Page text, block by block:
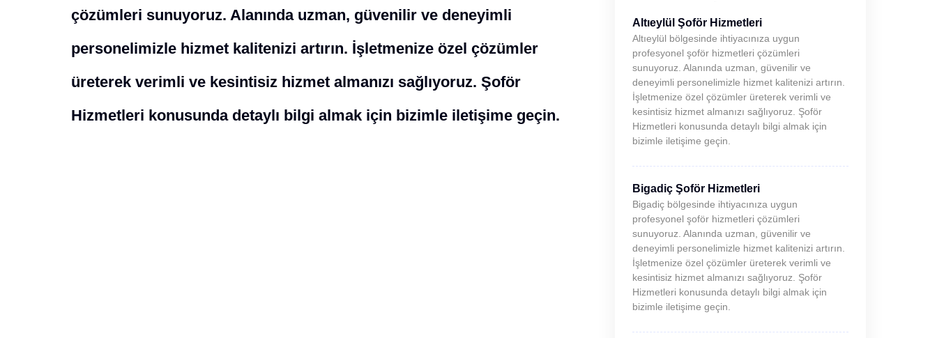
çözümleri sunuyoruz. Alanında uzman, güvenilir ve deneyimli
personelimizle hizmet kalitenizi artırın. İşletmenize özel çözümler
üreterek verimli ve kesintisiz hizmet almanızı sağlıyoruz. Şoför
Hizmetleri konusunda detaylı bilgi almak için bizimle iletişime geçin.
Altıeylül Şoför Hizmetleri
Altıeylül bölgesinde ihtiyacınıza uygun
profesyonel şoför hizmetleri çözümleri
sunuyoruz. Alanında uzman, güvenilir ve
deneyimli personelimizle hizmet kalitenizi artırın.
İşletmenize özel çözümler üreterek verimli ve
kesintisiz hizmet almanızı sağlıyoruz. Şoför
Hizmetleri konusunda detaylı bilgi almak için
bizimle iletişime geçin.
Bigadiç Şoför Hizmetleri
Bigadiç bölgesinde ihtiyacınıza uygun
profesyonel şoför hizmetleri çözümleri
sunuyoruz. Alanında uzman, güvenilir ve
deneyimli personelimizle hizmet kalitenizi artırın.
İşletmenize özel çözümler üreterek verimli ve
kesintisiz hizmet almanızı sağlıyoruz. Şoför
Hizmetleri konusunda detaylı bilgi almak için
bizimle iletişime geçin.